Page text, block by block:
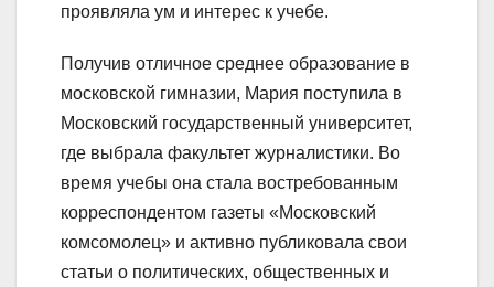
проявляла ум и интерес к учебе.
Получив отличное среднее образование в
московской гимназии, Мария поступила в
Московский государственный университет,
где выбрала факультет журналистики. Во
время учебы она стала востребованным
корреспондентом газеты «Московский
комсомолец» и активно публиковала свои
статьи о политических, общественных и